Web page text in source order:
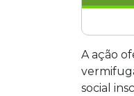
A
cães e
A ação
social